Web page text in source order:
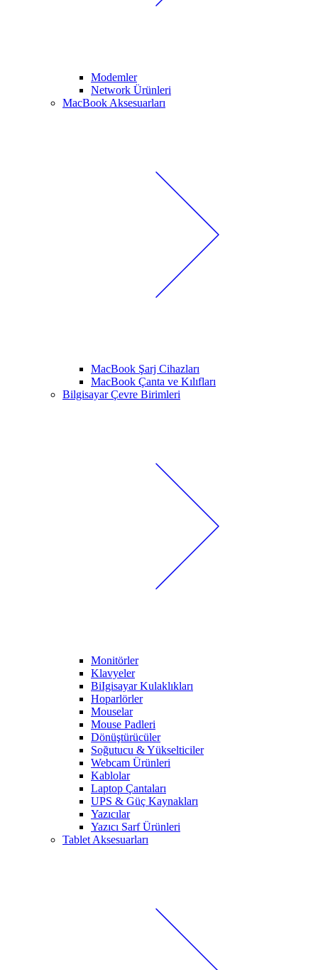
Modemler
Network Ürünleri
MacBook Aksesuarları
MacBook Şarj Cihazları
MacBook Çanta ve Kılıfları
Bilgisayar Çevre Birimleri
Monitörler
Klavyeler
BiIgisayar Kulaklıkları
Hoparlörler
Mouselar
Mouse Padleri
Dönüştürücüler
Soğutucu & Yükselticiler
Webcam Ürünleri
Kablolar
Laptop Çantaları
UPS & Güç Kaynakları
Yazıcılar
Yazıcı Sarf Ürünleri
Tablet Aksesuarları